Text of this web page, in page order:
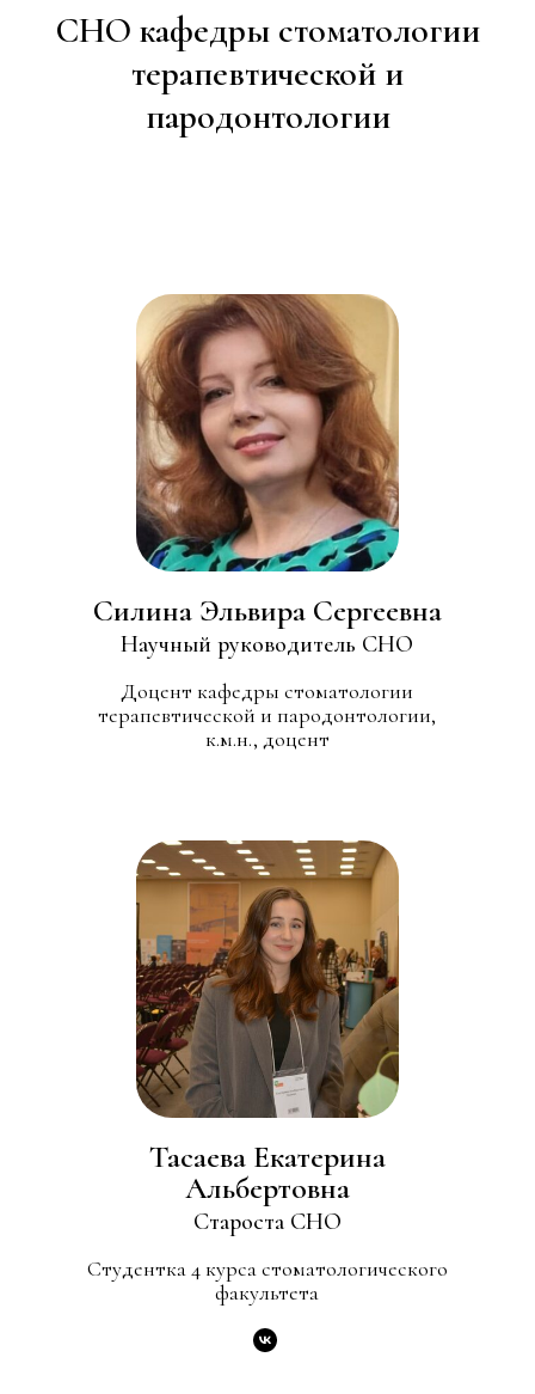
СНО кафедры стоматологии
терапевтической и
пародонтологии
Силина Эльвира Сергеевна
Научный руководитель СНО
Доцент кафедры стоматологии
терапевтической и пародонтологии,
к.м.н., доцент
Тасаева Екатерина
Альбертовна
Староста СНО
Студентка 4 курса стоматологического
факультета